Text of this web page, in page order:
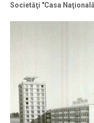
Societăţi "Casa